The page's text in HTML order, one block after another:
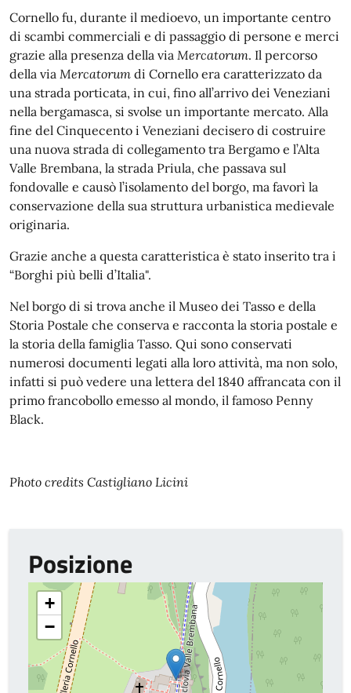
Cornello fu, durante il medioevo, un importante centro
di scambi commerciali e di passaggio di persone e merci
grazie alla presenza della via Mercatorum. Il percorso
della via Mercatorum di Cornello era caratterizzato da
una strada porticata, in cui, fino all’arrivo dei Veneziani
nella bergamasca, si svolse un importante mercato. Alla
fine del Cinquecento i Veneziani decisero di costruire
una nuova strada di collegamento tra Bergamo e l’Alta
Valle Brembana, la strada Priula, che passava sul
fondovalle e causò l’isolamento del borgo, ma favorì la
conservazione della sua struttura urbanistica medievale
originaria.
Grazie anche a questa caratteristica è stato inserito tra i
“Borghi più belli d’Italia".
Nel borgo di si trova anche il Museo dei Tasso e della
Storia Postale che conserva e racconta la storia postale e
la storia della famiglia Tasso. Qui sono conservati
numerosi documenti legati alla loro attività, ma non solo,
infatti si può vedere una lettera del 1840 affrancata con il
primo francobollo emesso al mondo, il famoso Penny
Black.
Photo credits Castigliano Licini
Posizione
+
−